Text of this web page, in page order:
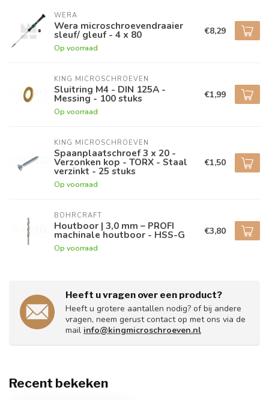
WERA
Wera microschroevendraaier
sleuf/ gleuf - 4 x 80
Op voorraad
€8,29
KING MICROSCHROEVEN
Sluitring M4 - DIN 125A -
Messing - 100 stuks
Op voorraad
€1,99
KING MICROSCHROEVEN
Spaanplaatschroef 3 x 20 -
Verzonken kop - TORX - Staal
verzinkt - 25 stuks
Op voorraad
€1,50
BOHRCRAFT
Houtboor | 3,0 mm – PROFI
machinale houtboor - HSS-G
Op voorraad
€3,80
Heeft u vragen over een product?
Heeft u grotere aantallen nodig? of bij andere
vragen, neem gerust contact op met ons via de
mail info@kingmicroschroeven.nl
Recent bekeken